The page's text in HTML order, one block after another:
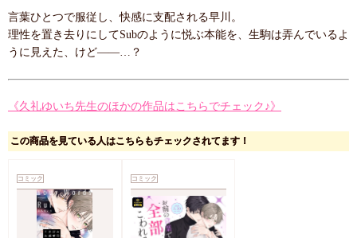
言葉ひとつで服従し、快感に支配される早川。
理性を置き去りにしてSubのように悦ぶ本能を、生駒は弄んでいるよ
うに見えた、けど――…？
《久礼ゆいち先生のほかの作品はこちらでチェック♪》
この商品を見ている人はこちらもチェックされてます！
コミック コミック